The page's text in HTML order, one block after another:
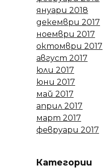
януари 2018
декември 2017
ноември 2017
октомври 2017
август 2017
юли 2017
юни 2017
май 2017
април 2017
март 2017
февруари 2017
Категории